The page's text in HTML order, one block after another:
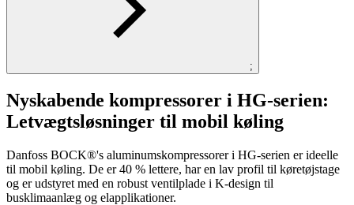
;
Nyskabende kompressorer i HG-serien:
Letvægtsløsninger til mobil køling
Danfoss BOCK®'s aluminumskompressorer i HG-serien er ideelle
til mobil køling. De er 40 % lettere, har en lav profil til køretøjstage
og er udstyret med en robust ventilplade i K-design til
busklimaanlæg og elapplikationer.